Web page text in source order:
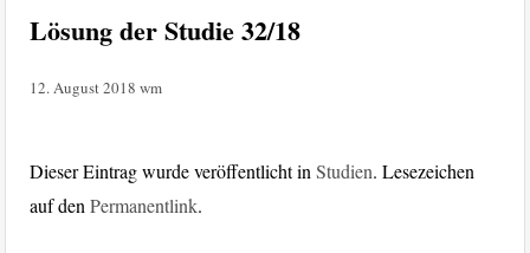
Lösung der Studie 32/18
12. August 2018 wm
Dieser Eintrag wurde veröffentlicht inStudien. Lesezeichen
auf denPermanentlink.